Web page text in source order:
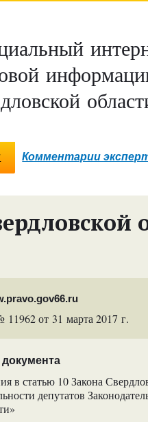
Комментарии
от 31 марта 2017 г.
в статью 10 Закона
депутатов